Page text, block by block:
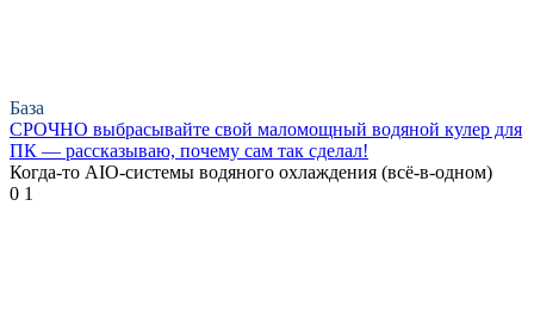
База
СРОЧНО выбрасывайте свой маломощный водяной кулер для
ПК — рассказываю, почему сам так сделал!
Когда-то AIO-системы водяного охлаждения (всё-в-одном)
0 1